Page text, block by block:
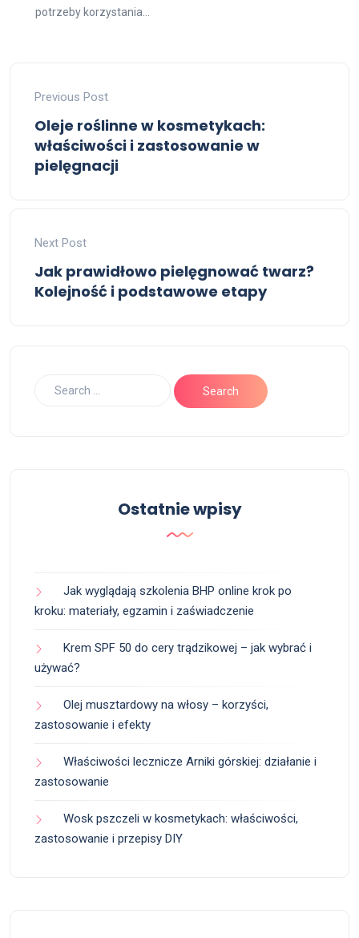
potrzeby korzystania...
Previous Post
Oleje roślinne w kosmetykach:
właściwości i zastosowanie w
pielęgnacji
Next Post
Jak prawidłowo pielęgnować twarz?
Kolejność i podstawowe etapy
Ostatnie wpisy
Jak wyglądają szkolenia BHP online krok po
kroku: materiały, egzamin i zaświadczenie
Krem SPF 50 do cery trądzikowej – jak wybrać i
używać?
Olej musztardowy na włosy – korzyści,
zastosowanie i efekty
Właściwości lecznicze Arniki górskiej: działanie i
zastosowanie
Wosk pszczeli w kosmetykach: właściwości,
zastosowanie i przepisy DIY